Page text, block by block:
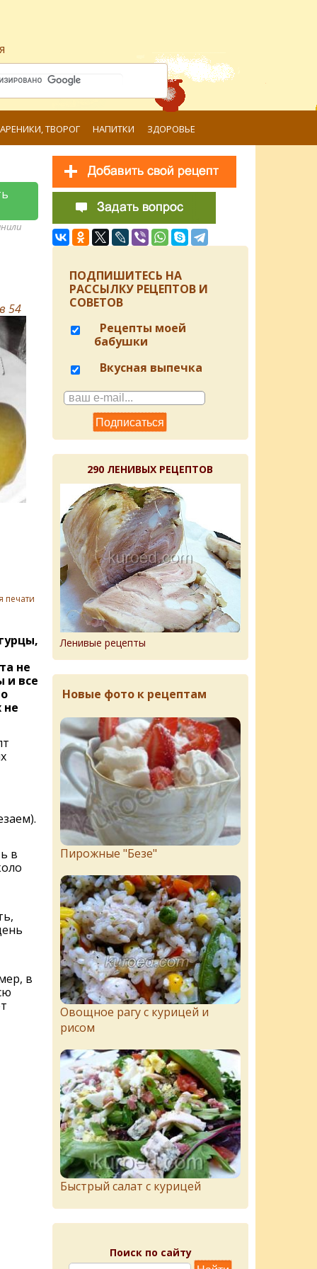
ТВОРОГ НАПИТКИ ЗДОРОВЬЕ
54
печати
не
и все
не
в
в
ПОДПИШИТЕСЬ НА
РАССЫЛКУ РЕЦЕПТОВ И
СОВЕТОВ
Рецепты моей
бабушки
Вкусная выпечка
290 ЛЕНИВЫХ РЕЦЕПТОВ
Ленивые рецепты
Новые фото к рецептам
Пирожныe "Бeзe"
Овощное рагу с курицей и
рисом
Быстрый салат с курицей
Поиск по сайту